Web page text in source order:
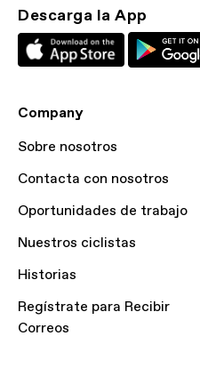
Descarga la App
Company
Sobre nosotros
Contacta con nosotros
Oportunidades de trabajo
Nuestros ciclistas
Historias
Regístrate para Recibir
Correos